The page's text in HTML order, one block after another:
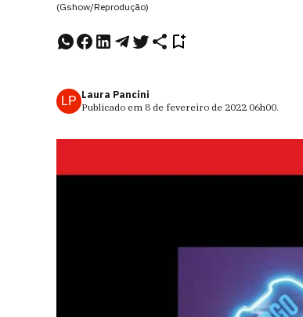
(Gshow/Reprodução)
LP Laura Pancini
Publicado em 8 de fevereiro de 2022 06h00.